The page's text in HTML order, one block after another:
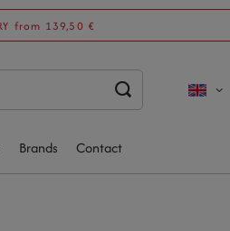
from 139,50 €
Brands Contact